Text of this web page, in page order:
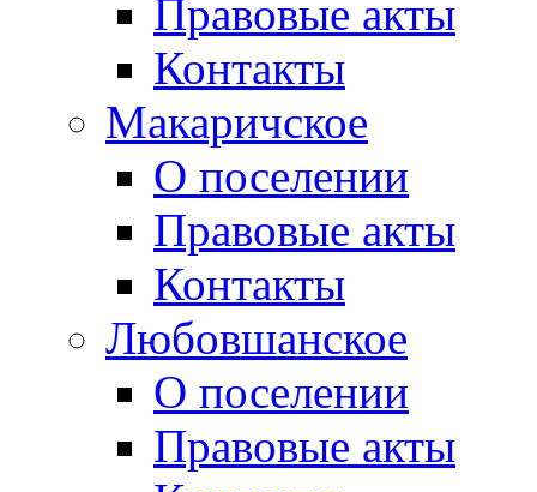
Правовые акты
Контакты
Макаричское
О поселении
Правовые акты
Контакты
Любовшанское
О поселении
Правовые акты